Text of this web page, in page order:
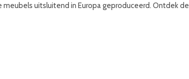
uitsluitend in Europa geproduceerd. Ontdek de